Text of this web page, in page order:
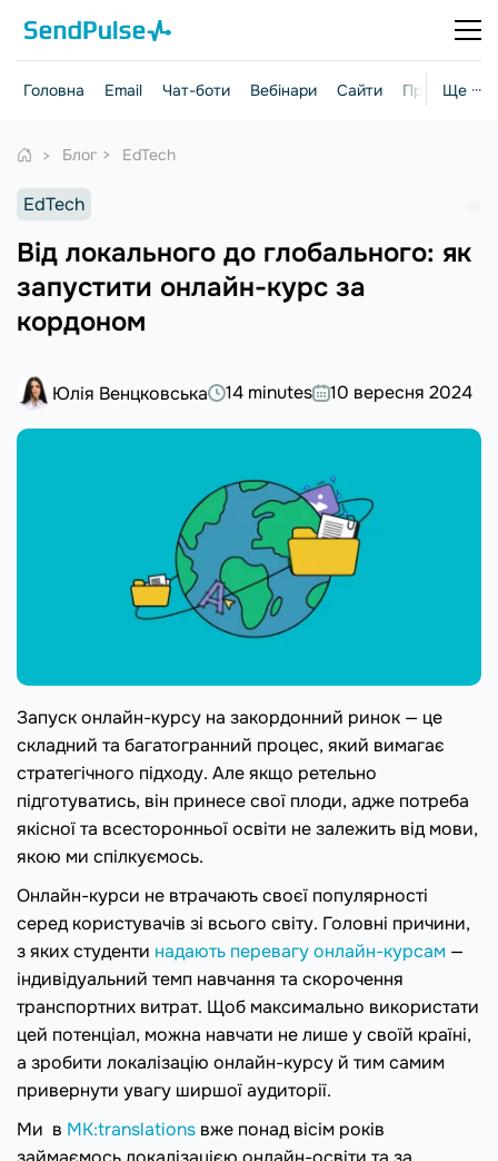
Ще ···
Головна Email Чат-боти Вебінари Сайти Практичні
Блог EdTech
EdTech
Від локального до глобального: як
запустити онлайн-курс за
кордоном
Юлія Венцковська 14 minutes 10 вересня 2024
Запуск онлайн-курсу на закордонний ринок — це
складний та багатогранний процес, який вимагає
стратегічного підходу. Але якщо ретельно
підготуватись, він принесе свої плоди, адже потреба
якісної та всесторонньої освіти не залежить від мови,
якою ми спілкуємось.
Онлайн-курси не втрачають своєї популярності
серед користувачів зі всього світу. Головні причини,
з яких студенти надають перевагу онлайн-курсам —
індивідуальний темп навчання та скорочення
транспортних витрат. Щоб максимально використати
цей потенціал, можна навчати не лише у своїй країні,
а зробити локалізацію онлайн-курсу й тим самим
привернути увагу ширшої аудиторії.
Ми в MK:translations вже понад вісім років